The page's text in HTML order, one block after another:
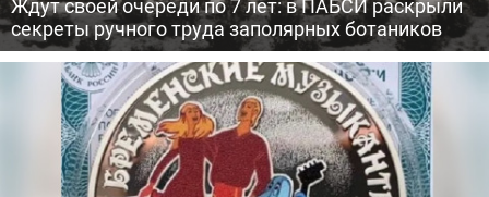
Ждут своей очереди по 7 лет: в ПАБСИ раскрыли
секреты ручного труда заполярных ботаников